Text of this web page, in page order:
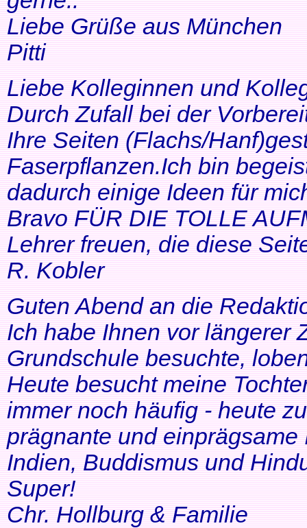
Liebe Grüße aus München
Pitti
Liebe Kolleginnen und
Durch Zufall bei der
Ihre Seiten (Flachs/
Faserpflanzen.Ich bin
dadurch einige Ideen für
Bravo FÜR DIE TOLLE
Lehrer freuen, die diese
R. Kobler
Guten Abend an die
Ich habe Ihnen vor längerer
Grundschule besuchte,
Heute besucht meine
immer noch häufig - heute
prägnante und
Indien, Buddismus und
Super!
Chr. Hollburg & Familie